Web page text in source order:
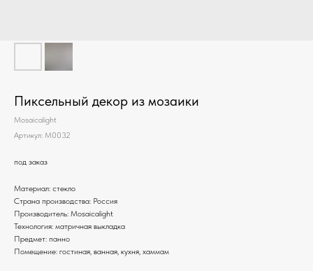
Пиксельный декор из мозаики
Mosaicalight
Артикул: M0032
под заказ
Материал: стекло
Страна производства: Россия
Производитель: Mosaicalight
Технология: матричная выкладка
Предмет: панно
Помещение: гостиная, ванная, кухня, хаммам